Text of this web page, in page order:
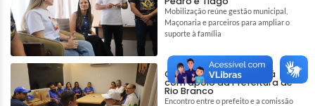
Mobilização reúne gestão municipal,
Maçonaria e parceiros para ampliar o
suporte à família
Círio de Nazaré contará
com apoio da Prefeitura de
Rio Branco
Encontro entre o prefeito e a comissão